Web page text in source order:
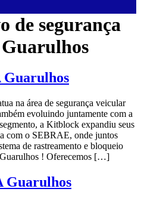
de segurança
Guarulhos
na área de segurança veicular
evoluindo juntamente com a
a Kitblock expandiu seus
com o SEBRAE, onde juntos
de rastreamento e bloqueio
! Oferecemos […]
Guarulhos